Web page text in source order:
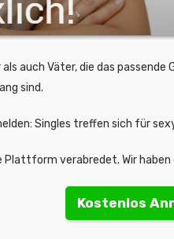
auch Väter, die das
sind.
Singles treffen sich für
verabredet. Wir
Kostenlos